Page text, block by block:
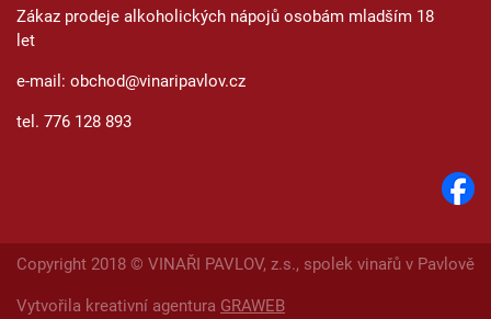
Zákaz prodeje alkoholických nápojů osobám mladším 18
let
e-mail: obchod@vinaripavlov.cz
tel. 776 128 893
Copyright 2018 © VINAŘI PAVLOV, z.s., spolek vinařů v Pavlově
Vytvořila kreativní agentura GRAWEB